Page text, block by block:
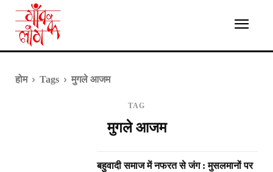
होम Tags मुगले आजम
TAG
मुगले आजम
बहुवादी समाज में नफरत से जंग : मुसलमानों पर